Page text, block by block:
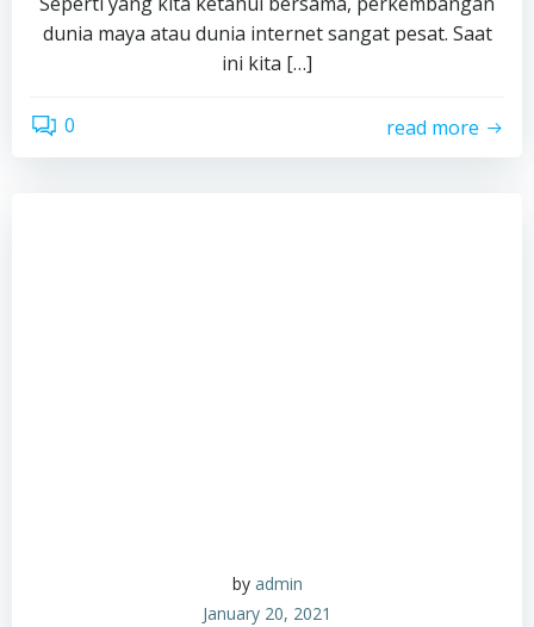
dunia maya atau dunia internet sangat pesat. Saat
ini kita […]
0 read more
by admin
January 20, 2021